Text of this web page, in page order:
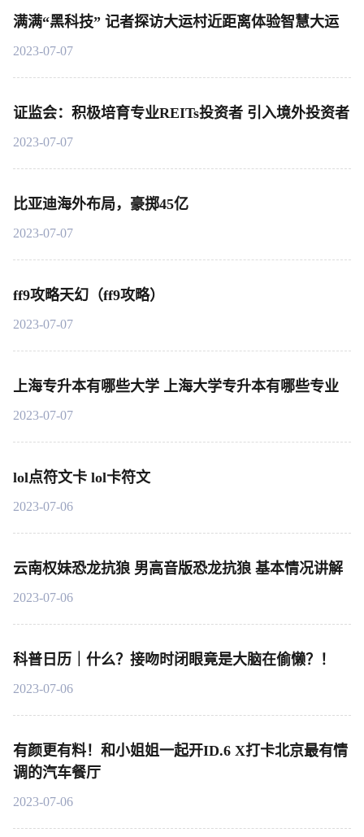
满满“黑科技” 记者探访大运村近距离体验智慧大运
2023-07-07
证监会：积极培育专业REITs投资者 引入境外投资者
2023-07-07
比亚迪海外布局，豪掷45亿
2023-07-07
ff9攻略天幻（ff9攻略）
2023-07-07
上海专升本有哪些大学 上海大学专升本有哪些专业
2023-07-07
lol点符文卡 lol卡符文
2023-07-06
云南权妹恐龙抗狼 男高音版恐龙抗狼 基本情况讲解
2023-07-06
科普日历｜什么？接吻时闭眼竟是大脑在偷懒？！
2023-07-06
有颜更有料！和小姐姐一起开ID.6 X打卡北京最有情
调的汽车餐厅
2023-07-06